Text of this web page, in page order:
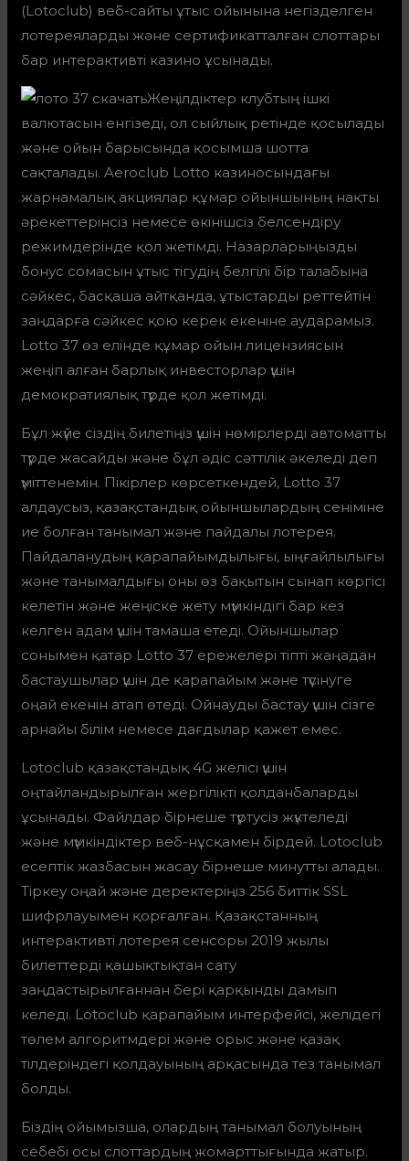
(Lotoclub) веб-сайты ұтыс ойынына негізделген
лотереяларды және сертификатталған слоттары
бар интерактивті казино ұсынады.
Жеңілдіктер клубтың ішкі
валютасын енгізеді, ол сыйлық ретінде қосылады
және ойын барысында қосымша шотта
сақталады. Aeroclub Lotto казиносындағы
жарнамалық акциялар құмар ойыншының нақты
әрекеттерінсіз немесе өкінішсіз белсендіру
режимдерінде қол жетімді. Назарларыңызды
бонус сомасын ұтыс тігудің белгілі бір талабына
сәйкес, басқаша айтқанда, ұтыстарды реттейтін
заңдарға сәйкес қою керек екеніне аударамыз.
Lotto 37 өз елінде құмар ойын лицензиясын
жеңіп алған барлық инвесторлар үшін
демократиялық түрде қол жетімді.
Бұл жүйе сіздің билетіңіз үшін нөмірлерді автоматты
түрде жасайды және бұл әдіс сәттілік әкеледі деп
үміттенемін. Пікірлер көрсеткендей, Lotto 37
алдаусыз, қазақстандық ойыншылардың сеніміне
ие болған танымал және пайдалы лотерея.
Пайдаланудың қарапайымдылығы, ыңғайлылығы
және танымалдығы оны өз бақытын сынап көргісі
келетін және жеңіске жету мүмкіндігі бар кез
келген адам үшін тамаша етеді. Ойыншылар
сонымен қатар Lotto 37 ережелері тіпті жаңадан
бастаушылар үшін де қарапайым және түсінуге
оңай екенін атап өтеді. Ойнауды бастау үшін сізге
арнайы білім немесе дағдылар қажет емес.
Lotoclub қазақстандық 4G желісі үшін
оңтайландырылған жергілікті қолданбаларды
ұсынады. Файлдар бірнеше түртусіз жүктеледі
және мүмкіндіктер веб-нұсқамен бірдей. Lotoclub
есептік жазбасын жасау бірнеше минутты алады.
Тіркеу оңай және деректеріңіз 256 биттік SSL
шифрлауымен қорғалған. Қазақстанның
интерактивті лотерея сенсоры 2019 жылы
билеттерді қашықтықтан сату
заңдастырылғаннан бері қарқынды дамып
келеді. Lotoclub қарапайым интерфейсі, желідегі
төлем алгоритмдері және орыс және қазақ
тілдеріндегі қолдауының арқасында тез танымал
болды.
Біздің ойымызша, олардың танымал болуының
себебі осы слоттардың жомарттығында жатыр.